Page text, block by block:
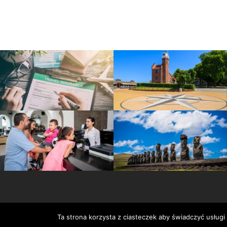
Serwis wykorzystuje pliki
Ta strona korzysta z ciasteczek aby świadczyć